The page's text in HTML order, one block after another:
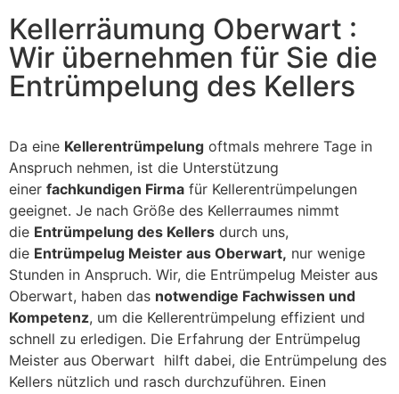
Kellerräumung Oberwart :
Wir übernehmen für Sie die
Entrümpelung des Kellers
Da eine Kellerentrümpelung oftmals mehrere Tage in
Anspruch nehmen, ist die Unterstützung
einer fachkundigen Firma für Kellerentrümpelungen
geeignet. Je nach Größe des Kellerraumes nimmt
die Entrümpelung des Kellers durch uns,
die Entrümpelug Meister aus Oberwart, nur wenige
Stunden in Anspruch. Wir, die Entrümpelug Meister aus
Oberwart, haben das notwendige Fachwissen und
Kompetenz, um die Kellerentrümpelung effizient und
schnell zu erledigen. Die Erfahrung der Entrümpelug
Meister aus Oberwart hilft dabei, die Entrümpelung des
Kellers nützlich und rasch durchzuführen. Einen